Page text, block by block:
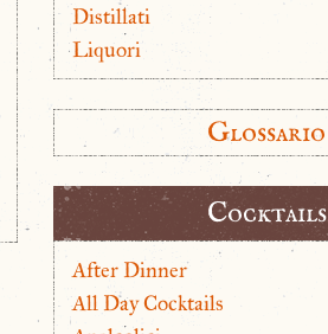
Distillati
Liquori
Glossario
Cocktails
After Dinner
All Day Cocktails